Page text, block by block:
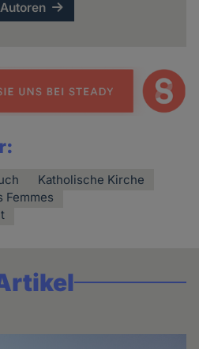
Katholische Kirche
Femmes